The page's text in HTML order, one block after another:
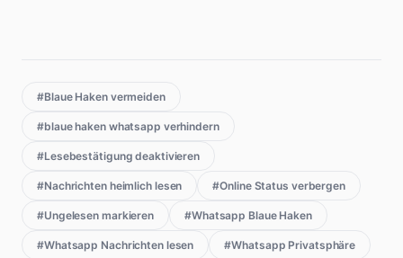
#Blaue Haken vermeiden
#blaue haken whatsapp verhindern
#Lesebestätigung deaktivieren
#Nachrichten heimlich lesen #Online Status verbergen
#Ungelesen markieren #Whatsapp Blaue Haken
#Whatsapp Nachrichten lesen #Whatsapp Privatsphäre